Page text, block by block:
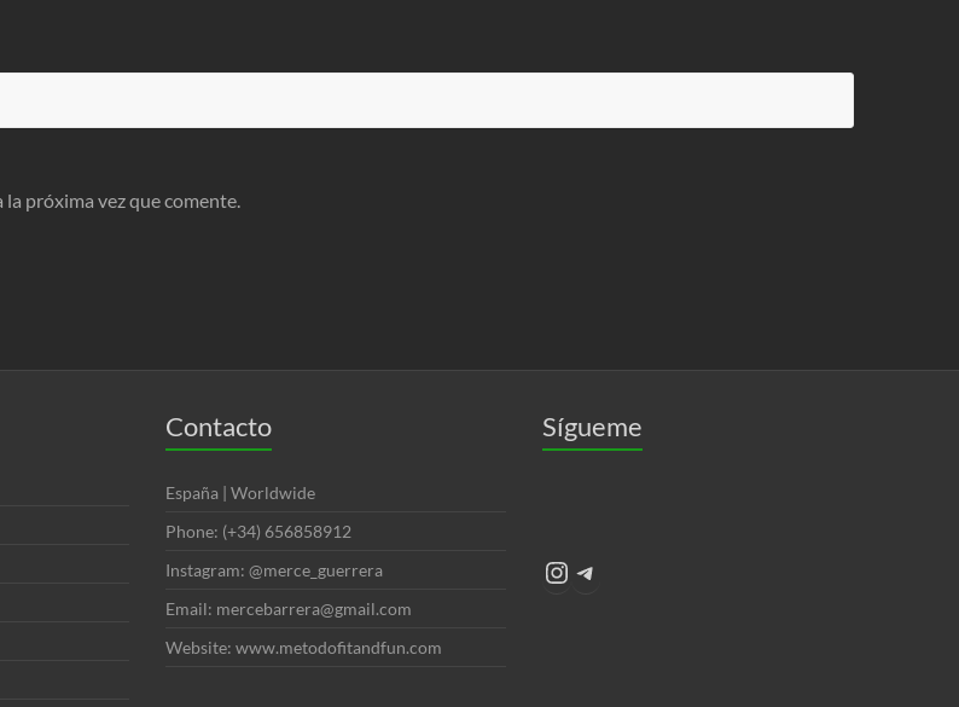
próxima vez que comente.
Contacto
España | Worldwide
Phone: (+34) 656858912
Instagram: @merce_guerrera
Email: mercebarrera@gmail.com
Website: www.metodofitandfun.com
Sígueme
Instagram
Telegram